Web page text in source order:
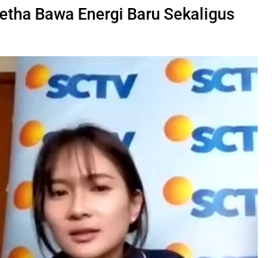
Bawa Energi Baru Sekaligus